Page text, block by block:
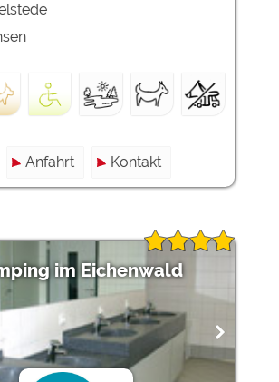
Anfahrt Kontakt
im Eichenwald